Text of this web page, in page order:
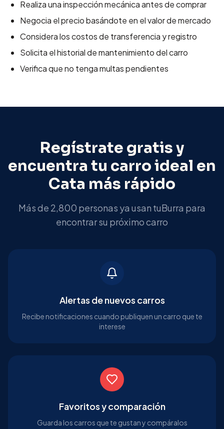
Realiza una inspección mecánica antes de comprar
Negocia el precio basándote en el valor de mercado
Considera los costos de transferencia y registro
Solicita el historial de mantenimiento del carro
Verifica que no tenga multas pendientes
Regístrate gratis y
encuentra tu carro ideal en
Cata más rápido
Más de 2,800 personas ya usan tuBurra para
encontrar su próximo carro
Alertas de nuevos carros
Recibe notificaciones cuando publiquen un carro que te
interese
Favoritos y comparación
Guarda los carros que te gustan y compáralos